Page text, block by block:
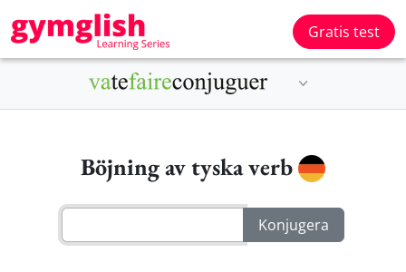
Gratis test
Böjning av tyska verb